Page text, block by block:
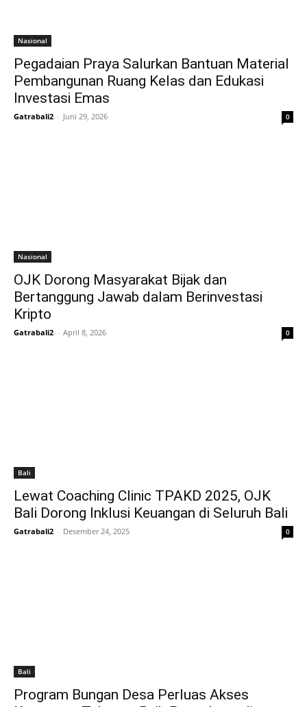
Nasional
Pegadaian Praya Salurkan Bantuan Material
Pembangunan Ruang Kelas dan Edukasi
Investasi Emas
Gatrabali2 - Juni 29, 2026 0
Nasional
OJK Dorong Masyarakat Bijak dan
Bertanggung Jawab dalam Berinvestasi
Kripto
Gatrabali2 - April 8, 2026 0
Bali
Lewat Coaching Clinic TPAKD 2025, OJK
Bali Dorong Inklusi Keuangan di Seluruh Bali
Gatrabali2 - Desember 24, 2025 0
Bali
Program Bungan Desa Perluas Akses